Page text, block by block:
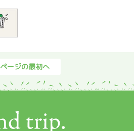
ページの最初へ